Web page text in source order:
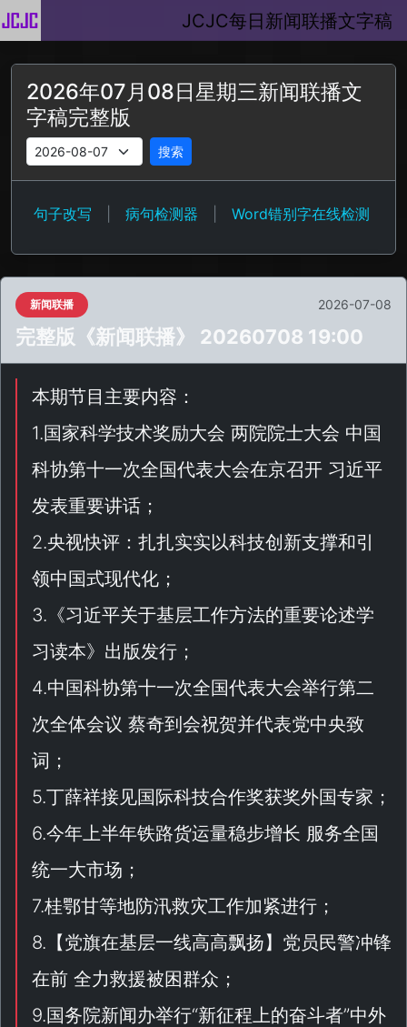
JCJC每日新闻联播文字稿
2026年07月08日星期三新闻联播文
字稿完整版
搜索
句子改写 病句检测器 Word错别字在线检测
新闻联播 2026-07-08
完整版《新闻联播》 20260708 19:00
本期节目主要内容：
1.国家科学技术奖励大会 两院院士大会 中国
科协第十一次全国代表大会在京召开 习近平
发表重要讲话；
2.央视快评：扎扎实实以科技创新支撑和引
领中国式现代化；
3.《习近平关于基层工作方法的重要论述学
习读本》出版发行；
4.中国科协第十一次全国代表大会举行第二
次全体会议 蔡奇到会祝贺并代表党中央致
词；
5.丁薛祥接见国际科技合作奖获奖外国专家；
6.今年上半年铁路货运量稳步增长 服务全国
统一大市场；
7.桂鄂甘等地防汛救灾工作加紧进行；
8.【党旗在基层一线高高飘扬】党员民警冲锋
在前 全力救援被困群众；
9.国务院新闻办举行“新征程上的奋斗者”中外